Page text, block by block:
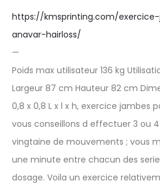
https://kmsprinting.com/
anavar-hairloss/
—
Poids max utilisateur 136 kg
Largeur 87 cm Hauteur 82 cm
0,8 x 0,8 L x l x h, exercice jambes
vous conseillons d effectuer 3 ou
vingtaine de mouvements ; vous
une minute entre chacun des
dosage. Voila un exercice